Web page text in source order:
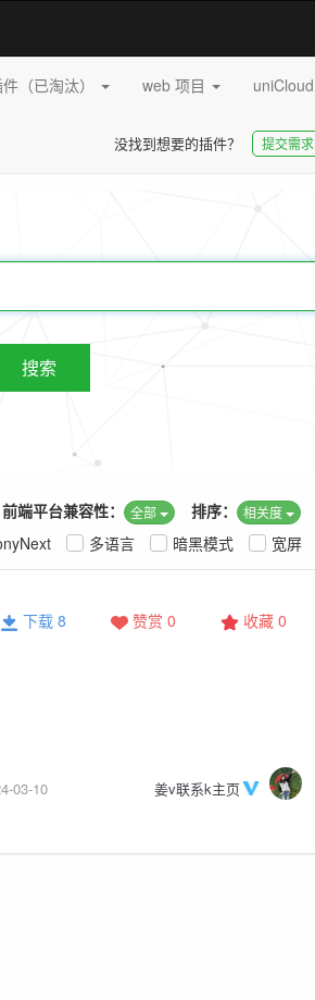
（已淘汰） web 项目 uniCloud
没找到想要的插件？ 提交需求
搜索
排序： 相关度
前端平台兼容性： 全部
宽屏
暗黑模式
多语言
收藏 0
赞赏 0
下载 8
03-10 姜v联系k主页